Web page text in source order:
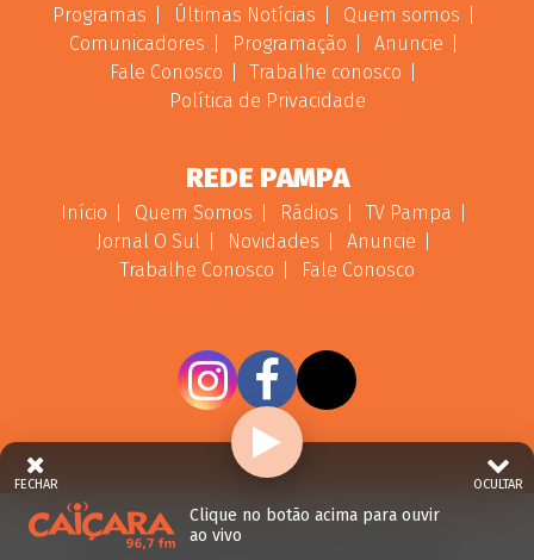
Programas
Últimas Notícias
Quem somos
Comunicadores
Programação
Anuncie
Fale Conosco
Trabalhe conosco
Política de Privacidade
REDE PAMPA
Início Quem Somos Rádios
TV Pampa
Jornal O Sul
Novidades
Anuncie
Trabalhe Conosco
Fale Conosco
© 2026 - Direitos Reservados - Rádio Caiçara -
OCULTAR
FECHAR
Clique no botão acima para ouvir
ao vivo